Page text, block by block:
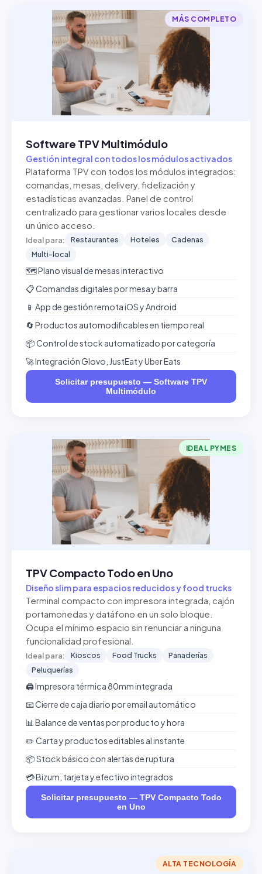
MÁS COMPLETO
Software TPV Multimódulo
Gestión integral con todos los módulos activados
Plataforma TPV con todos los módulos integrados:
comandas, mesas, delivery, fidelización y
estadísticas avanzadas. Panel de control
centralizado para gestionar varios locales desde
un único acceso.
Ideal para: Restaurantes Hoteles
Cadenas
Multi-local
🗺️ Plano visual de mesas interactivo
📋 Comandas digitales por mesa y barra
📱 App de gestión remota iOS y Android
🔄 Productos automodificables en tiempo real
📦 Control de stock automatizado por categoría
🚀 Integración Glovo, JustEat y Uber Eats
Solicitar presupuesto — Software TPV
Multimódulo
IDEAL PYMES
TPV Compacto Todo en Uno
Diseño slim para espacios reducidos y food trucks
Terminal compacto con impresora integrada, cajón
portamonedas y datáfono en un solo bloque.
Ocupa el mínimo espacio sin renunciar a ninguna
funcionalidad profesional.
Ideal para: Kioscos Food Trucks
Panaderías
Peluquerías
🖨️ Impresora térmica 80mm integrada
📧 Cierre de caja diario por email automático
📊 Balance de ventas por producto y hora
✏️ Carta y productos editables al instante
📦 Stock básico con alertas de ruptura
💳 Bizum, tarjeta y efectivo integrados
Solicitar presupuesto — TPV Compacto Todo
en Uno
ALTA TECNOLOGÍA